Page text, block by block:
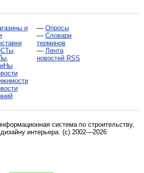
и
— Опросы
— Словари
терминов
— Лента
новостей RSS
система по строительству,
интерьера . (c) 2002—2026